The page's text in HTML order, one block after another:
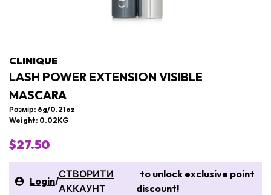
CLINIQUE
LASH POWER EXTENSION VISIBLE
MASCARA
Розмір: 6g/0.21oz
Weight: 0.02KG
$27.50
Login/
СТВОРИТИ
АККАУНТ
to unlock exclusive point
discount!